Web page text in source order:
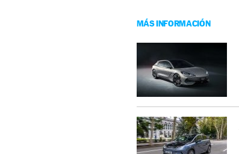
MÁS INFORMACIÓN